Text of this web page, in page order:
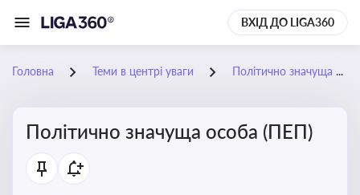
ВХІД ДО LIGA360
Головна Теми в центрі уваги Політично значуща особа (ПЕП)
Політично значуща особа (ПЕП)